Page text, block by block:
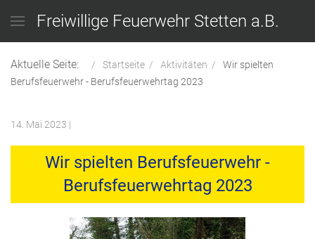
Freiwillige Feuerwehr Stetten a.B.
Aktuelle Seite: Startseite Aktivitäten
Wir spielten
Berufsfeuerwehr - Berufsfeuerwehrtag 2023
14. Mai 2023 |
Wir spielten Berufsfeuerwehr -
Berufsfeuerwehrtag 2023